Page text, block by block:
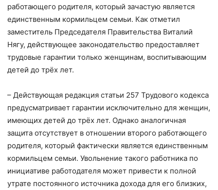
работающего родителя, который зачастую является
единственным кормильцем семьи. Как отметил
заместитель Председателя Правительства Виталий
Нягу, действующее законодательство предоставляет
трудовые гарантии только женщинам, воспитывающим
детей до трёх лет.
– Действующая редакция статьи 257 Трудового кодекса
предусматривает гарантии исключительно для женщин,
имеющих детей до трёх лет. Однако аналогичная
защита отсутствует в отношении второго работающего
родителя, который фактически является единственным
кормильцем семьи. Увольнение такого работника по
инициативе работодателя может привести к полной
утрате постоянного источника дохода для его близких,